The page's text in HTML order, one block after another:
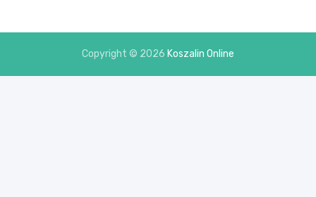
o
Copyright © 2026 Koszalin Online